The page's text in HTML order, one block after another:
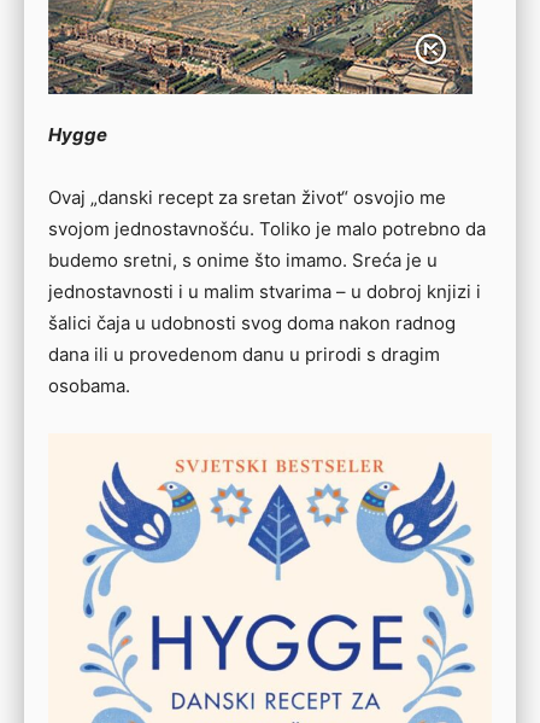
Hygge
Ovaj „danski recept za sretan život“ osvojio me
svojom jednostavnošću. Toliko je malo potrebno da
budemo sretni, s onime što imamo. Sreća je u
jednostavnosti i u malim stvarima – u dobroj knjizi i
šalici čaja u udobnosti svog doma nakon radnog
dana ili u provedenom danu u prirodi s dragim
osobama.